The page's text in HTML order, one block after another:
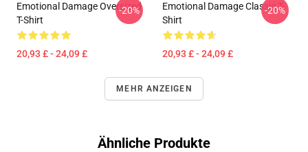
Emotional Damage Oversized
T-Shirt
20,93 £ - 24,09 £
-20%
Emotional Damage Classic T-
Shirt
20,93 £ - 24,09 £
-20%
MEHR ANZEIGEN
Ähnliche Produkte